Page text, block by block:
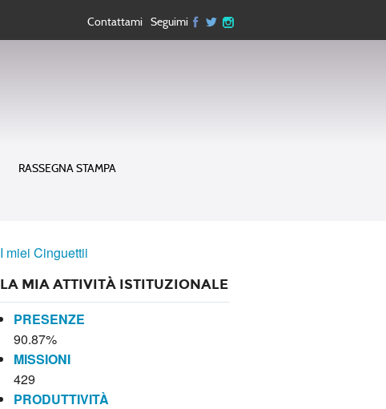
Contattami Seguimi
RASSEGNA STAMPA
I miei Cinguettii
LA MIA ATTIVITÀ ISTITUZIONALE
PRESENZE
90.87%
MISSIONI
429
PRODUTTIVITÀ